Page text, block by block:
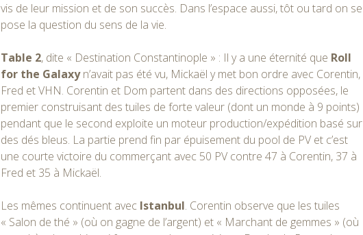
vis de leur mission et de son succès. Dans l’espace aussi, tôt ou tard on se
pose la question du sens de la vie.
Table 2, dite « Destination Constantinople » : Il y a une éternité que Roll
for the Galaxyn’avait pas été vu, Mickaël y met bon ordre avec Corentin,
Fred et VHN. Corentin et Dom partent dans des directions opposées, le
premier construisant des tuiles de forte valeur (dont un monde à 9 points)
pendant que le second exploite un moteur production/expédition basé sur
des dés bleus. La partie prend fin par épuisement du pool de PV et c’est
une courte victoire du commerçant avec 50 PV contre 47 à Corentin, 37 à
Fred et 35 à Mickaël.
Les mêmes continuent avec Istanbul. Corentin observe que les tuiles
« Salon de thé » (où on gagne de l’argent) et « Marchant de gemmes » (où